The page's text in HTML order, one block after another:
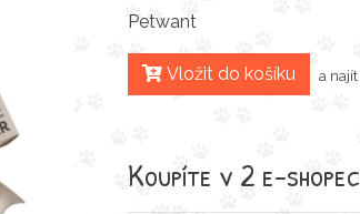
Petwant
Vložit do košíku a
Koupíte v 2 e-